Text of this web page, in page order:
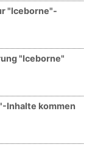
"Iceborne"-
"Iceborne"
Inhalte kommen